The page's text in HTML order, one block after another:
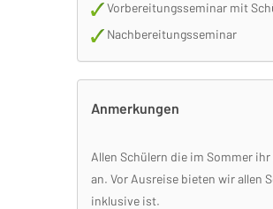
Vorbereitungsseminar mit
Nachbereitungsseminar
Anmerkungen
Allen Schülern die im Sommer
an. Vor Ausreise bieten wir allen
inklusive ist.